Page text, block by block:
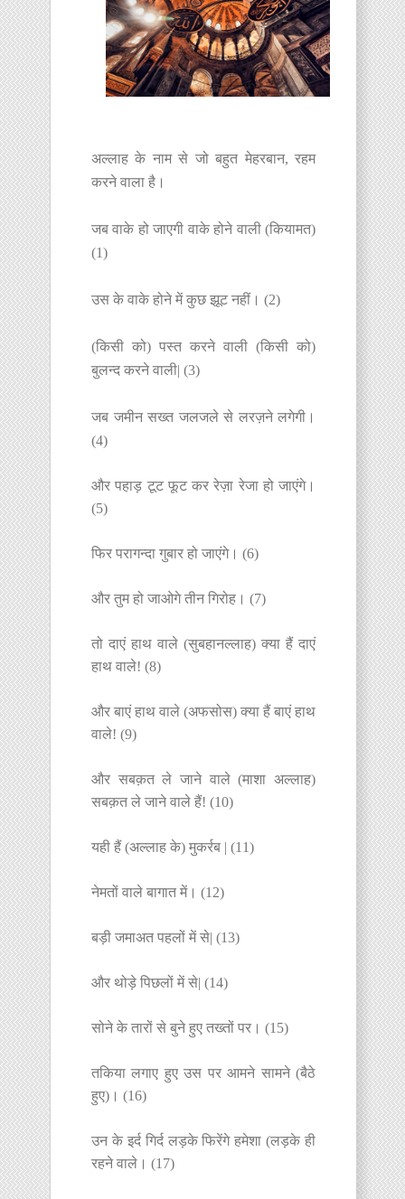
अल्लाह के नाम से जो बहुत मेहरबान, रहम
करने वाला है।
जब वाके हो जाएगी वाके होने वाली (कियामत)
(1)
उस के वाके होने में कुछ झूट नहीं। (2)
(किसी को) पस्त करने वाली (किसी को)
बुलन्द करने वाली| (3)
जब जमीन सख्त जलजले से लरज़ने लगेगी।
(4)
और पहाड़ टूट फूट कर रेज़ा रेजा हो जाएंगे।
(5)
फिर परागन्दा गुबार हो जाएंगे। (6)
और तुम हो जाओगे तीन गिरोह। (7)
तो दाएं हाथ वाले (सुबहानल्लाह) क्या हैं दाएं
हाथ वाले! (8)
और बाएं हाथ वाले (अफसोस) क्या हैं बाएं हाथ
वाले! (9)
और सबक़त ले जाने वाले (माशा अल्लाह)
सबक़त ले जाने वाले हैं! (10)
यही हैं (अल्लाह के) मुकर्रब | (11)
नेमतों वाले बागात में। (12)
बड़ी जमाअत पहलों में से| (13)
और थोड़े पिछलों में से| (14)
सोने के तारों से बुने हुए तख्तों पर। (15)
तकिया लगाए हुए उस पर आमने सामने (बैठे
हुए)। (16)
उन के इर्द गिर्द लड़के फिरेंगे हमेशा (लड़के ही
रहने वाले। (17)